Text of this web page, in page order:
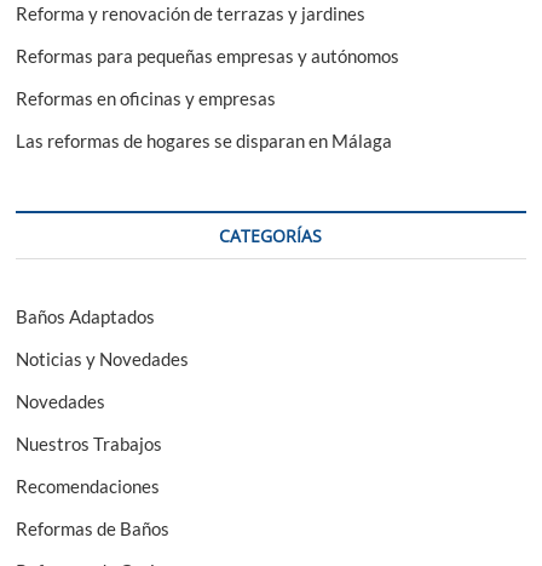
Reforma y renovación de terrazas y jardines
Reformas para pequeñas empresas y autónomos
Reformas en oficinas y empresas
Las reformas de hogares se disparan en Málaga
CATEGORÍAS
Baños Adaptados
Noticias y Novedades
Novedades
Nuestros Trabajos
Recomendaciones
Reformas de Baños